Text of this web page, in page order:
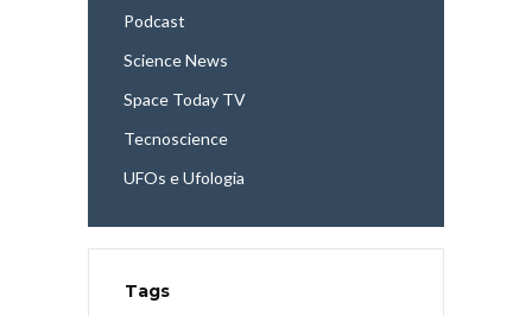
Podcast
Science News
Space Today TV
Tecnoscience
UFOs e Ufologia
Tags